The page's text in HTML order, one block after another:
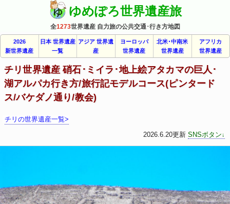
ゆめぽろ世界遺産旅
全1273世界遺産 自力旅の公共交通･行き方地図
2026
新世界遺産
日本 世界遺産
一覧
アジア 世界遺
産
ヨーロッパ
世界遺産
北米･中南米
世界遺産
アフリカ
世界遺産
チリ世界遺産 硝石･ミイラ･地上絵アタカマの巨人･
湖アルパカ行き方/旅行記モデルコース(ピンタード
ス/バケダノ通り/教会)
チリの世界遺産一覧>
2026.6.20更新 SNSボタン